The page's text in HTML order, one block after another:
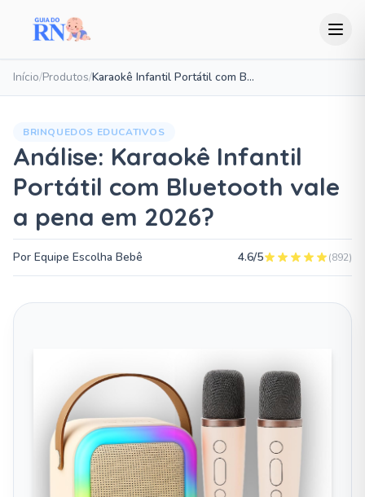
Início/Produtos/ Karaokê Infantil Portátil com Bluetooth
BRINQUEDOS EDUCATIVOS
Análise: Karaokê Infantil
Portátil com Bluetooth vale
a pena em 2026?
Por Equipe Escolha Bebê 4.6/5 (892)